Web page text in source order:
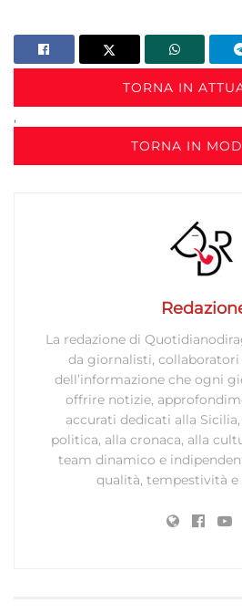
TORNA IN
,
TORNA IN
La redazione di
da giornalisti,
dell’informazione che ogni
offrire notizie,
accurati dedicati alla
politica, alla cronaca, alla
team dinamico e
qualità, tempestività e